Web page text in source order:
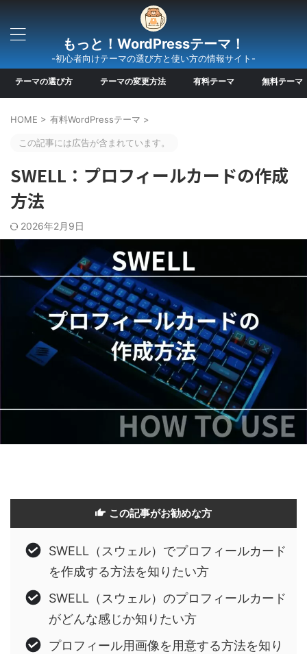
もっと！WordPressテーマ！
-初心者向けテーマの選び方と使い方の情報サイト-
テーマの選び方 テーマの変更方法 有料テーマ 無料テーマ
HOME > 有料WordPressテーマ >
この記事には広告が含まれています。
SWELL：プロフィールカードの作成
方法
2026年2月9日
この記事がお勧めな方
SWELL（スウェル）でプロフィールカード
を作成する方法を知りたい方
SWELL（スウェル）のプロフィールカード
がどんな感じか知りたい方
プロフィール用画像を用意する方法を知り